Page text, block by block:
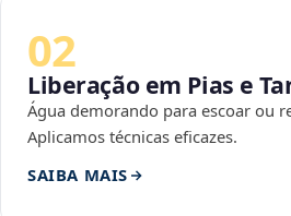
02
Liberação em Pias e
Água demorando para escoar ou
Aplicamos técnicas eficazes.
SAIBA MAIS